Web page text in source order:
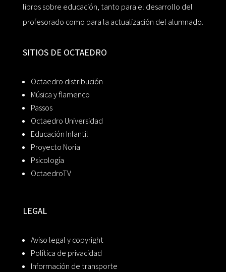
libros sobre educación, tanto para el desarrollo del
profesorado como para la actualización del alumnado.
SITIOS DE OCTAEDRO
Octaedro distribución
Música y flamenco
Passos
Octaedro Universidad
Educación Infantil
Proyecto Noria
Psicología
OctaedroTV
LEGAL
Aviso legal y copyright
Política de privacidad
Información de transporte